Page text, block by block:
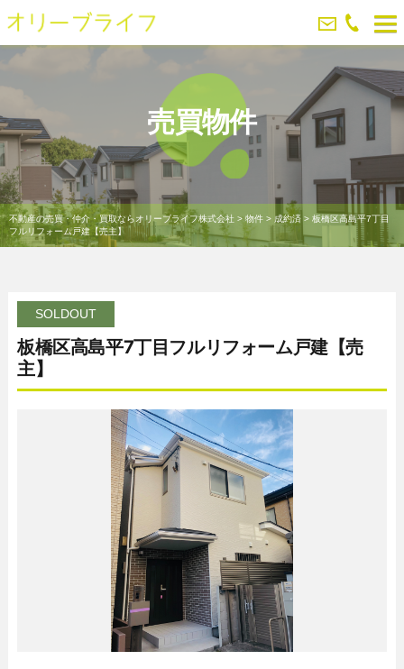
売買物件
不動産の売買・仲介・買取ならオリーブライフ株式会社 >物件 > 成約済 > 板橋区高島平7丁目
フルリフォーム戸建【売主】
SOLDOUT
板橋区高島平7丁目フルリフォーム戸建【売
主】